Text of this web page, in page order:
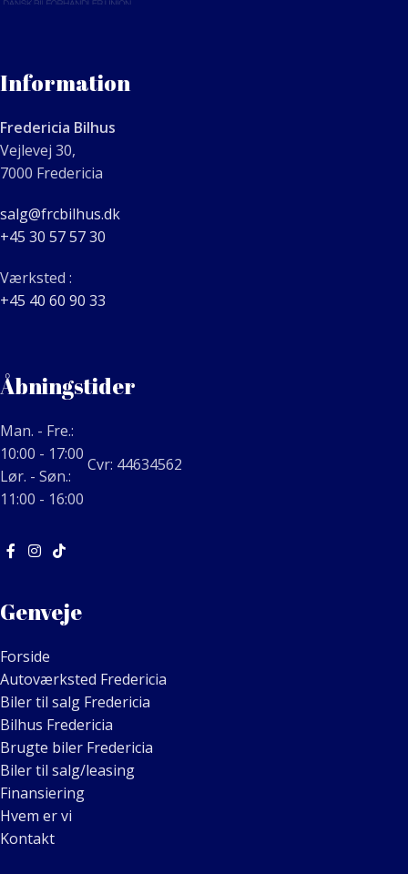
Information
Fredericia Bilhus
Vejlevej 30,
7000 Fredericia
salg@frcbilhus.dk
+45 30 57 57 30
Værksted :
+45 40 60 90 33
Åbningstider
Man. - Fre.:
10:00 - 17:00
Lør. - Søn.:
11:00 - 16:00
Cvr: 44634562
Genveje
Forside
Autoværksted Fredericia
Biler til salg Fredericia
Bilhus Fredericia
Brugte biler Fredericia
Biler til salg/leasing
Finansiering
Hvem er vi
Kontakt